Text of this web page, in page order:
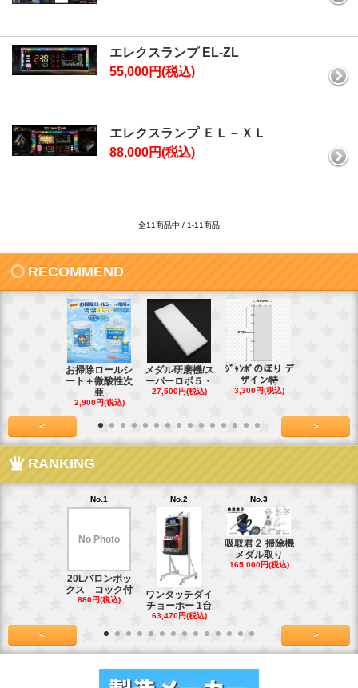
エレクスランプ EL-ZL
55,000円(税込)
エレクスランプ ＥＬ－ＸＬ
88,000円(税込)
全11商品中 / 1-11商品
RECOMMEND
お掃除ロールシ
ート＋微酸性次
亜
2,900円(税込)
メダル研磨機/ス
ーパーロボ５・
27,500円(税込)
ｼﾞｬﾝﾎﾞのぼり デ
ザイン特
3,300円(税込)
< >
RANKING
No.1
No Photo
20Lバロンボッ
クス コック付
880円(税込)
No.2
ワンタッチダイ
チョーホー 1台
63,470円(税込)
No.3
吸取君２ 掃除機
メダル取り
165,000円(税込)
< >